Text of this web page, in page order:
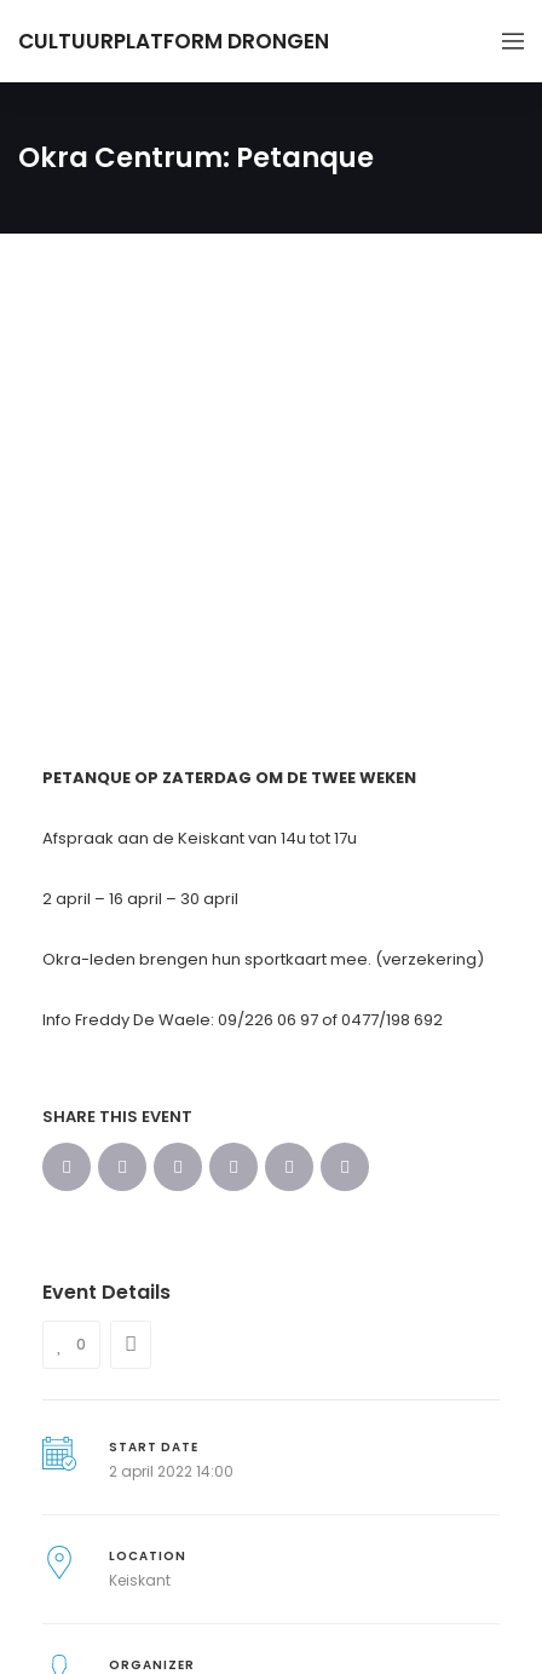
CULTUURPLATFORM DRONGEN
Okra Centrum: Petanque
PETANQUE OP ZATERDAG OM DE TWEE WEKEN
Afspraak aan de Keiskant van 14u tot 17u
2 april – 16 april – 30 april
Okra-leden brengen hun sportkaart mee. (verzekering)
Info Freddy De Waele: 09/226 06 97 of 0477/198 692
SHARE THIS EVENT
Event Details
0
START DATE
2 april 2022 14:00
LOCATION
Keiskant
ORGANIZER